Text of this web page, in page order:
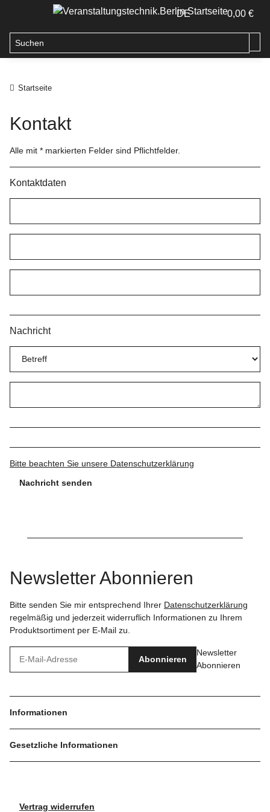
DE 0,00 €
Startseite
Kontakt
Alle mit * markierten Felder sind Pflichtfelder.
Kontaktdaten
Nachricht
Bitte beachten Sie unsere Datenschutzerklärung
Nachricht senden
Newsletter Abonnieren
Bitte senden Sie mir entsprechend Ihrer Datenschutzerklärung
regelmäßig und jederzeit widerruflich Informationen zu Ihrem
Produktsortiment per E-Mail zu.
Abonnieren
Newsletter
Abonnieren
Informationen
Gesetzliche Informationen
Vertrag widerrufen